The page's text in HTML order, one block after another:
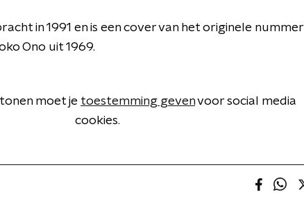
in 1991 en is een cover van het originele nummer
Ono uit 1969.
moet je toestemming gevenvoor social media
cookies.